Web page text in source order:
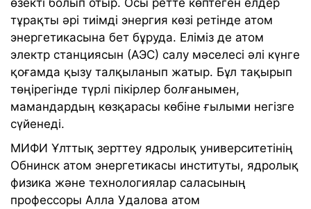
тұрақты әрі тиімді энергия көзі ретінде атом
энергетикасына бет бұруда. Еліміз де атом
электр станциясын (АЭС) салу мәселесі әлі күнге
қоғамда қызу талқыланып жатыр. Бұл тақырып
төңірегінде түрлі пікірлер болғанымен,
мамандардың көзқарасы көбіне ғылыми негізге
сүйенеді.
МИФИ Ұлттық зерттеу ядролық университетінің
Обнинск атом энергетикасы институты, ядролық
физика және технологиялар саласының
профессоры Алла Удалова атом